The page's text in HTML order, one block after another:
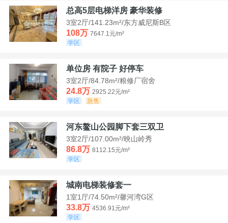
总高5层电梯洋房 豪华装修
3室2厅/141.23m²/东方威尼斯B区
108万 7647.1元/m²
学区
单位房 有院子 好停车
3室2厅/84.78m²/粮修厂宿舍
24.8万 2925.22元/m²
学区
急售
河东鳌山公园脚下套三双卫
3室2厅/107.00m²/映山岭秀
86.8万 8112.15元/m²
学区
城南电梯装修套一
1室1厅/74.50m²/馨河湾G区
33.8万 4536.91元/m²
学区